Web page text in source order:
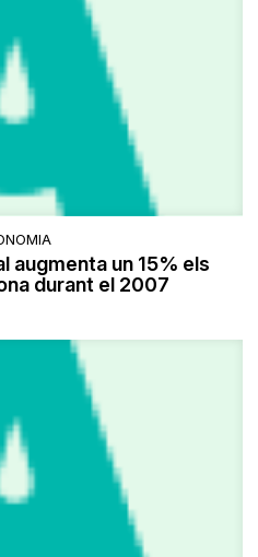
augmenta un 15% els
durant el 2007